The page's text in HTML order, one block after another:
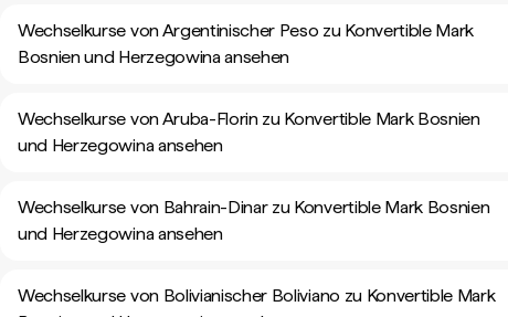
Wechselkurse von Argentinischer Peso zu Konvertible Mark
Bosnien und Herzegowina ansehen
Wechselkurse von Aruba-Florin zu Konvertible Mark Bosnien
und Herzegowina ansehen
Wechselkurse von Bahrain-Dinar zu Konvertible Mark Bosnien
und Herzegowina ansehen
Wechselkurse von Bolivianischer Boliviano zu Konvertible Mark